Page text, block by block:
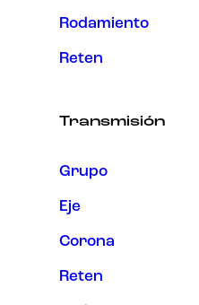
Rodamiento
Reten
Transmisión
Grupo
Eje
Corona
Reten